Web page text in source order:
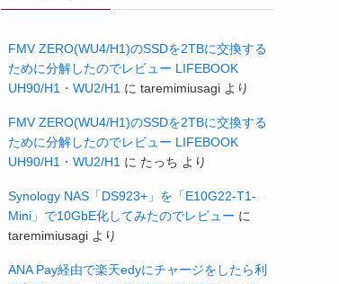
FMV ZERO(WU4/H1)のSSDを2TBに交換する
ために分解したのでレビュー LIFEBOOK
UH90/H1・WU2/H1 に taremimiusagi より
FMV ZERO(WU4/H1)のSSDを2TBに交換する
ために分解したのでレビュー LIFEBOOK
UH90/H1・WU2/H1 に たっち より
Synology NAS「DS923+」を「E10G22-T1-
Mini」で10GbE化してみたのでレビュー に
taremimiusagi より
ANA Pay経由で楽天edyにチャージをしたら利